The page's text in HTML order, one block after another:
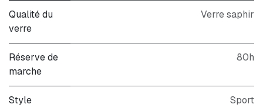
Qualité du
verre
Verre saphir
Réserve de
marche
80h
Style Sport